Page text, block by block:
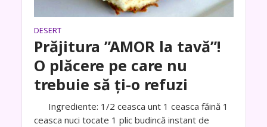
DESERT
Prăjitura ”AMOR la tavă”!
O plăcere pe care nu
trebuie să ți-o refuzi
Ingrediente: 1/2 ceasca unt 1 ceasca făină 1
ceasca nuci tocate 1 plic budincă instant de